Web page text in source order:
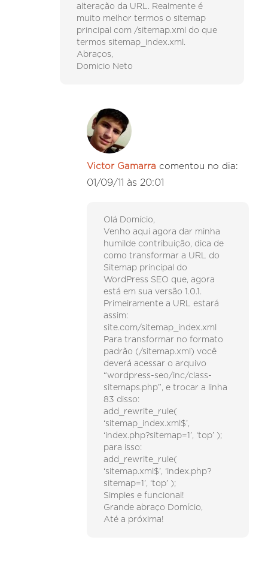
alteração da URL. Realmente é
muito melhor termos o sitemap
principal com /sitemap.xml do que
termos sitemap_index.xml.
Abraços,
Domicio Neto
Victor Gamarra comentou no dia:
01/09/11 às 20:01
Olá Domício,
Venho aqui agora dar minha
humilde contribuição, dica de
como transformar a URL do
Sitemap principal do
WordPress SEO que, agora
está em sua versão 1.0.1.
Primeiramente a URL estará
assim:
site.com/sitemap_index.xml
Para transformar no formato
padrão (/sitemap.xml) você
deverá acessar o arquivo
“wordpress-seo/inc/class-
sitemaps.php”, e trocar a linha
83 disso:
add_rewrite_rule(
‘sitemap_index.xml$’,
‘index.php?sitemap=1’, ‘top’ );
para isso:
add_rewrite_rule(
‘sitemap.xml$’, ‘index.php?
sitemap=1’, ‘top’ );
Simples e funcional!
Grande abraço Domício,
Até a próxima!